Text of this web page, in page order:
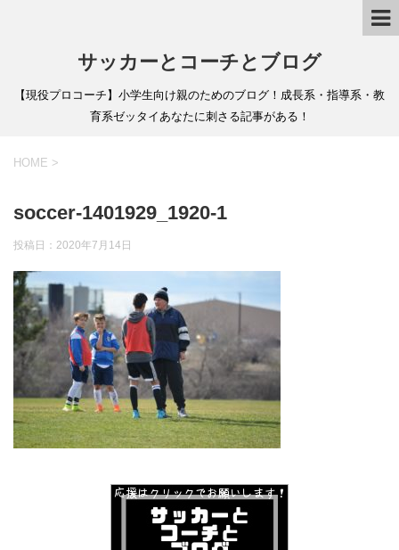
サッカーとコーチとブログ
【現役プロコーチ】小学生向け親のためのブログ！成長系・指導系・教
育系ゼッタイあなたに刺さる記事がある！
HOME >
soccer-1401929_1920-1
投稿日： 2020年7月14日